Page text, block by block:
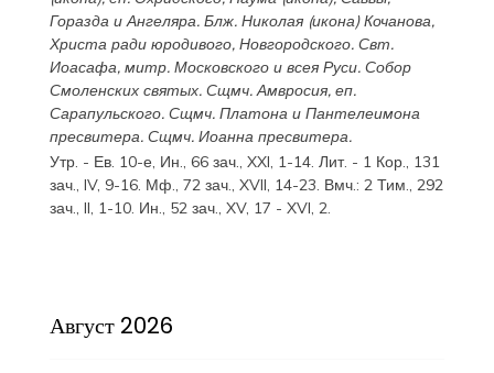
ГораздаиАнгеляра. Блж. Николая(икона) Кочанова,
Христа ради юродивого, Новгородского. Свт.
Иоасафа, митр. Московского и всея Руси. Собор
Смоленских святых. Сщмч.Амвросия, еп.
Сарапульского. Сщмч. Платонаи Пантелеимона
пресвитера. Сщмч. Иоаннапресвитера.
Утр. - Ев. 10-е, Ин., 66 зач., XXI, 1-14. Лит. - 1 Кор., 131
зач., IV, 9-16. Мф., 72 зач., XVII, 14-23. Вмч.: 2 Тим., 292
зач., II, 1-10. Ин., 52 зач., XV, 17 - XVI, 2.
Август 2026